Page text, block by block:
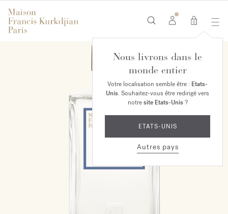
0
Nous livrons dans le
monde entier
Votre localisation semble être : Etats-
Unis. Souhaitez-vous être redirigé vers
notresite Etats-Unis?
ETATS-UNIS
Autres pays